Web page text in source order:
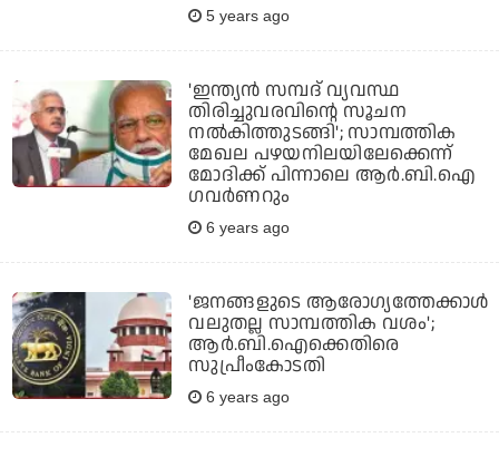
5 years ago
'ഇന്ത്യന്‍ സമ്പദ് വ്യവസ്ഥ
തിരിച്ചുവരവിന്റെ സൂചന
നല്‍കിത്തുടങ്ങി'; സാമ്പത്തിക
മേഖല പഴയനിലയിലേക്കെന്ന്
മോദിക്ക് പിന്നാലെ ആര്‍.ബി.ഐ
ഗവര്‍ണറും
6 years ago
'ജനങ്ങളുടെ ആരോഗ്യത്തേക്കാള്‍
വലുതല്ല സാമ്പത്തിക വശം';
ആര്‍.ബി.ഐക്കെതിരെ
സുപ്രീംകോടതി
6 years ago